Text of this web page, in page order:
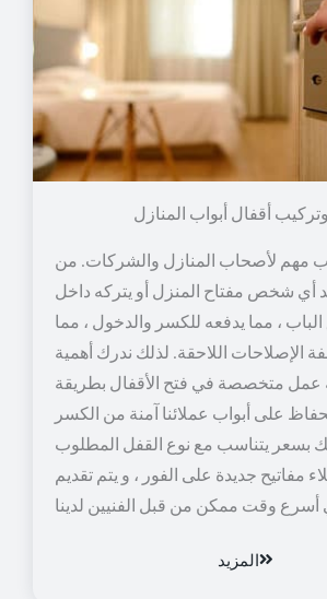
أقفال أبواب المنازل
مهم لأصحاب المنازل والشركات. من
أي شخص مفتاح المنزل أو يتركه داخل
، مما يدفعه للكسر والدخول ، مما
الإصلاحات اللاحقة. لذلك ندرك أهمية
عمل متخصصة في فتح الأقفال بطريقة
على أبواب عملائنا آمنة من الكسر
بسعر يتناسب مع نوع القفل المطلوب
مفاتيح جديدة على الفور ، و يتم تقديم
المزيد